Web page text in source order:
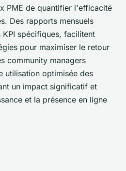
PME de quantifier l'efficacité
Des rapports mensuels
spécifiques, facilitent
pour maximiser le retour
community managers
utilisation optimisée des
un impact significatif et
et la présence en ligne